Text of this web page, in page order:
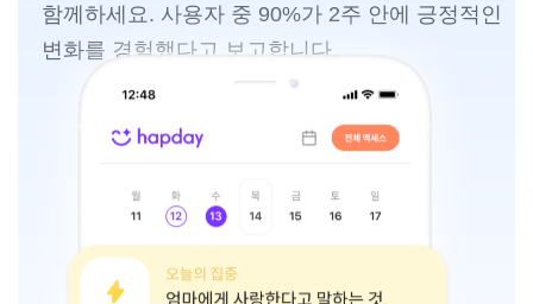
함께하세요. 사용자 중 90%가 2주 안에 긍정적인
변화를 경험했다고 보고합니다.